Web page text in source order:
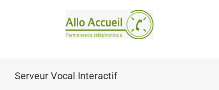
Serveur Vocal Interactif